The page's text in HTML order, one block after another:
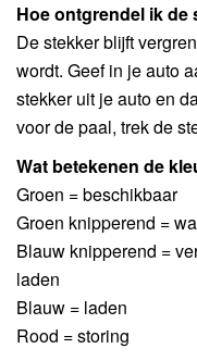
Hoe ontgrendel ik de
De stekker blijft
wordt. Geef in je auto
stekker uit je auto en
voor de paal, trek de
Wat betekenen de
Groen = beschikbaar
Groen knipperend =
Blauw knipperend =
laden
Blauw = laden
Rood = storing